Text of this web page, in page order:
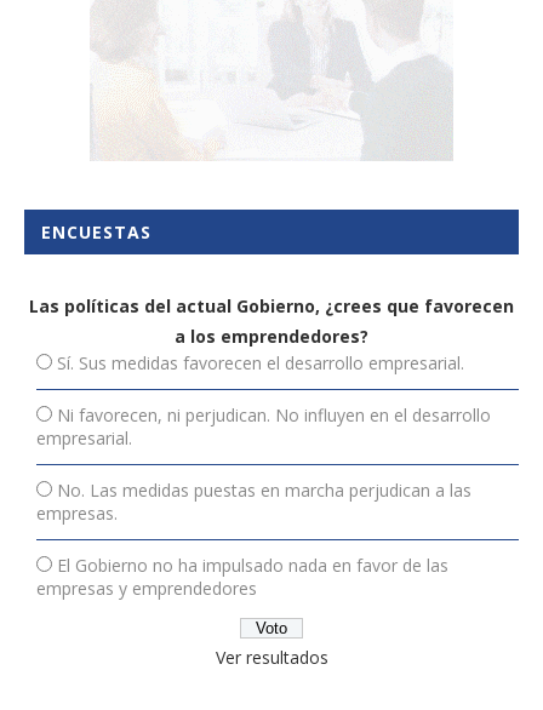
ENCUESTAS
Las políticas del actual Gobierno, ¿crees que favorecen
a los emprendedores?
Sí. Sus medidas favorecen el desarrollo empresarial.
Ni favorecen, ni perjudican. No influyen en el desarrollo
empresarial.
No. Las medidas puestas en marcha perjudican a las
empresas.
El Gobierno no ha impulsado nada en favor de las
empresas y emprendedores
Ver resultados